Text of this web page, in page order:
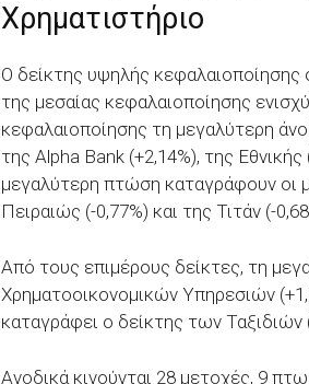
Χρηματιστήριο
Ο δείκτης υψηλής
της μεσαίας κεφαλαιοποίησης
κεφαλαιοποίησης τη μεγαλύτερη
της Alpha Bank (+2,14%), της
μεγαλύτερη πτώση καταγράφουν οι
Πειραιώς (-0,77%) και της Τιτάν (-
Από τους επιμέρους δείκτες, τη
Χρηματοοικονομικών Υπηρεσιών
καταγράφει ο δείκτης των Ταξιδιών
Ανοδικά κινούνται 28 μετοχές, 9